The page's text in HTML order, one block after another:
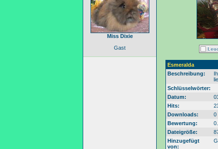
Miss Dixie
Gast
Esmeralda
Beschreibung:
Schlüsselwörter:
Datum:
Hits:
Downloads:
0
Bewertung:
Dateigröße:
Hinzugefügt
von: